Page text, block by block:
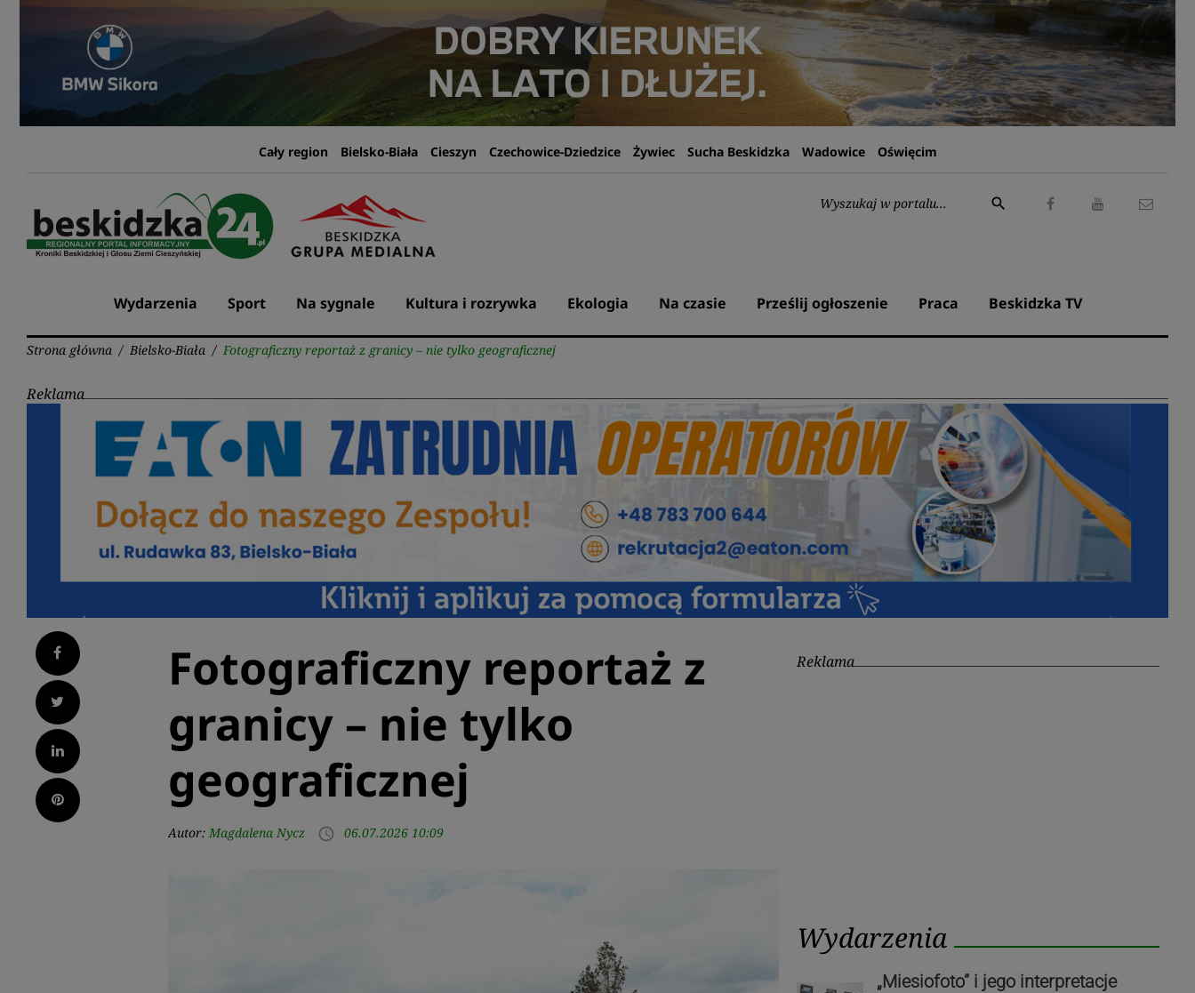
Przejdź
Cały region Bielsko-Biała Cieszyn Czechowice-Dziedzice Żywiec Sucha Beskidzka Wadowice Oświęcim
Wyszukaj:
search
Wydarzenia Sport Na sygnale Kultura i rozrywka Ekologia Na czasie Prześlij ogłoszenie Praca Beskidzka TV
Strona główna / Bielsko-Biała / Fotograficzny reportaż z granicy – nie tylko geograficznej
Reklama
Facebook
Twitter
LinkedIn
Pinterest
Fotograficzny reportaż z
granicy – nie tylko
geograficznej
Autor: Magdalena Nycz access_time 06.07.2026 10:09
Reklama
Wydarzenia
„Miesiofoto” i jego interpretacje